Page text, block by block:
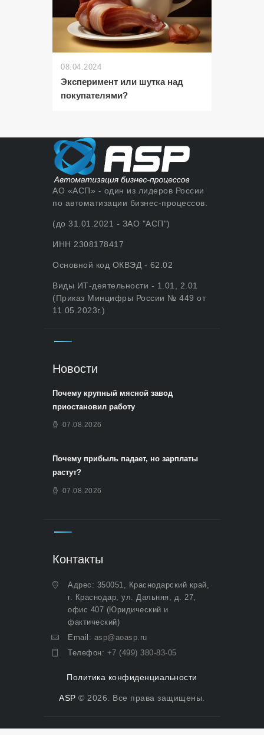
08.04.2024
Эксперимент или шутка над
покупателями?
АО «АСП» - один из лидеров России
по автоматизации бизнес-процессов.
(до 31.01.2021 - ЗАО "АСП")
ИНН 2308178417
Основной код ОКВЭД - 62.02
Виды ИТ-деятельности - 1.01, 2.01
(Приказ Минцифры России № 449 от
11.05.2023г.)
Новости
Почему крупный мясной завод
приостановил работу
07.08.2026
Почему прибыль падает, но зарплаты
растут?
07.08.2026
Контакты
Адрес: 350051, Краснодарский край,
г. Краснодар, ул. Дальняя, д. 27,
офис 407 (Юридический и
фактический)
Email: asp@aoasp.ru
Телефон: +7 (499) 380-83-05
Политика конфиденциальности
ASP © 2026. Все права защищены.